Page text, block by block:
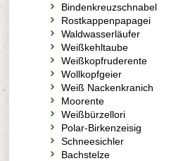
Bindenkreuzschnabel
Rostkappenpapagei
Waldwasserläufer
Weißkehltaube
Weißkopfruderente
Wollkopfgeier
Weiß Nackenkranich
Moorente
Weißbürzellori
Polar-Birkenzeisig
Schneesichler
Bachstelze